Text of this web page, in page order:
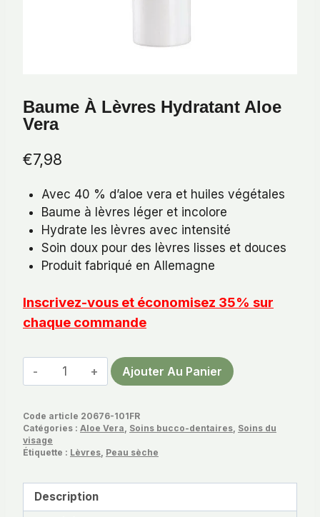
Baume À Lèvres Hydratant Aloe
Vera
€7,98
Avec 40 % d’aloe vera et huiles végétales
Baume à lèvres léger et incolore
Hydrate les lèvres avec intensité
Soin doux pour des lèvres lisses et douces
Produit fabriqué en Allemagne
Inscrivez-vous et économisez 35% sur
chaque commande
quantité
de
à
Lèvres
Hydratant
Vera
Ajouter Au Panier
Code article 20676-101FR
Catégories : Aloe Vera, Soins bucco-dentaires, Soins du
visage
Étiquette : Lèvres, Peau sèche
Description